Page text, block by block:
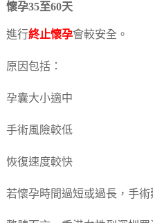
懷孕35至60天
進行終止懷孕會較安全。
原因包括：
孕囊大小適中
手術風險較低
恢復速度較快
若懷孕時間過短或過長，手術